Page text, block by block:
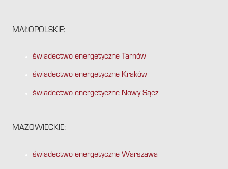
MAŁOPOLSKIE:
świadectwo energetyczne Tarnów
świadectwo energetyczne Kraków
świadectwo energetyczne Nowy Sącz
MAZOWIECKIE:
świadectwo energetyczne Warszawa